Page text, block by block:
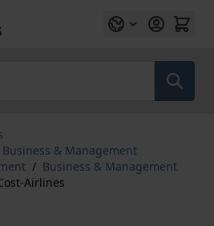
Business & Management
/ Business & Management
Airlines